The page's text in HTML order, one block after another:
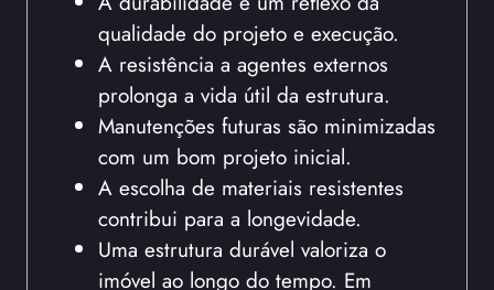
qualidade do projeto e execução.
A resistência a agentes externos
prolonga a vida útil da estrutura.
Manutenções futuras são minimizadas
com um bom projeto inicial.
A escolha de materiais resistentes
contribui para a longevidade.
Uma estrutura durável valoriza o
imóvel ao longo do tempo. Em